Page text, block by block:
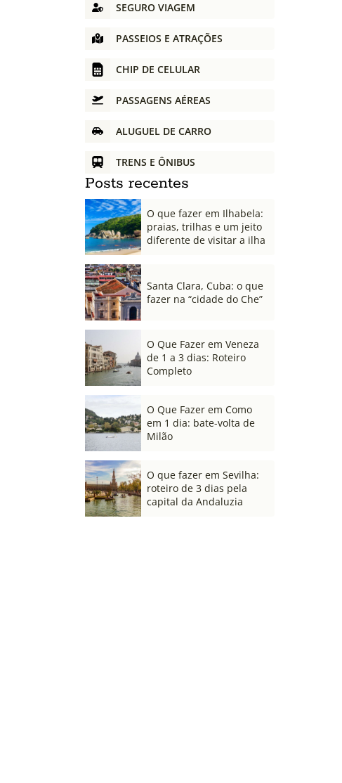
SEGURO VIAGEM
PASSEIOS E ATRAÇÕES
CHIP DE CELULAR
PASSAGENS AÉREAS
ALUGUEL DE CARRO
TRENS E ÔNIBUS
Posts recentes
O que fazer em Ilhabela:
praias, trilhas e um jeito
diferente de visitar a ilha
Santa Clara, Cuba: o que
fazer na “cidade do Che”
O Que Fazer em Veneza
de 1 a 3 dias: Roteiro
Completo
O Que Fazer em Como
em 1 dia: bate-volta de
Milão
O que fazer em Sevilha:
roteiro de 3 dias pela
capital da Andaluzia